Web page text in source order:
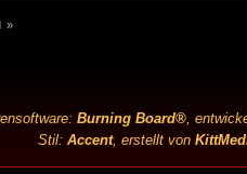
»
Burning Board®,
Stil: Accent, erstellt von